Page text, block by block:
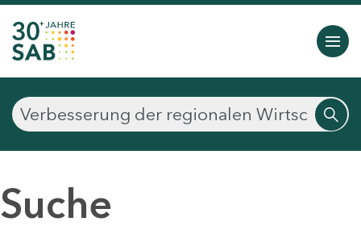
Suche